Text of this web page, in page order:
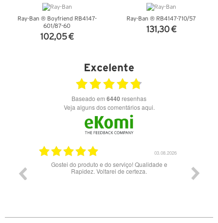
Ray-Ban ® Boyfriend RB4147-
601/87-60
102,05 €
Ray-Ban ® RB4147-710/57
131,30 €
Excelente
Baseado em 6440 resenhas
Veja alguns dos comentários aqui.
do produto e do serviço! Qualidade e
Rapidez. Voltarei de certeza.